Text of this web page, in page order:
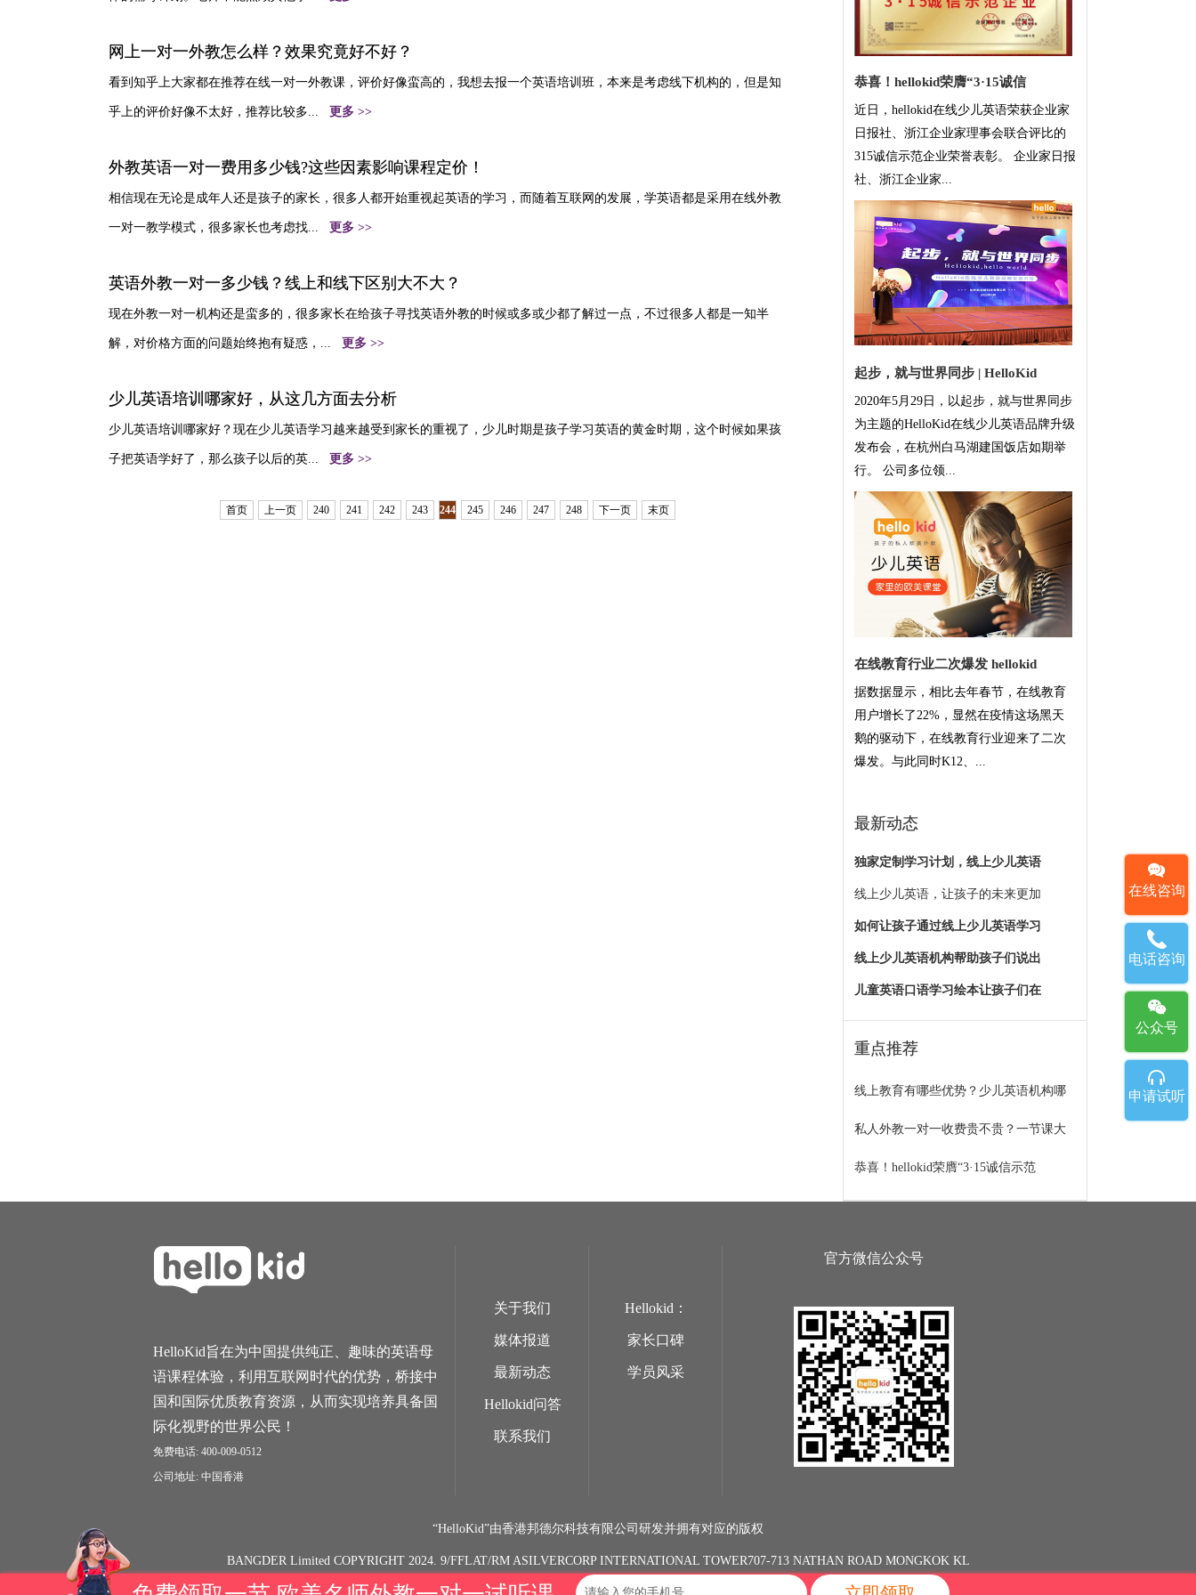
网上一对一外教怎么样？效果究竟好不好？
看到知乎上大家都在推荐在线一对一外教课，评价好像蛮高的，我想去报一个英语培训班，本来是考虑线下机构的，但是知
乎上的评价好像不太好，推荐比较多... 更多 >>
外教英语一对一费用多少钱?这些因素影响课程定价！
相信现在无论是成年人还是孩子的家长，很多人都开始重视起英语的学习，而随着互联网的发展，学英语都是采用在线外教
一对一教学模式，很多家长也考虑找... 更多 >>
英语外教一对一多少钱？线上和线下区别大不大？
现在外教一对一机构还是蛮多的，很多家长在给孩子寻找英语外教的时候或多或少都了解过一点，不过很多人都是一知半
解，对价格方面的问题始终抱有疑惑，... 更多 >>
少儿英语培训哪家好，从这几方面去分析
少儿英语培训哪家好？现在少儿英语学习越来越受到家长的重视了，少儿时期是孩子学习英语的黄金时期，这个时候如果孩
子把英语学好了，那么孩子以后的英... 更多 >>
首页 上一页 240 241 242 243 244 245 246 247 248 下一页 末页
恭喜！hellokid荣膺“3·15诚信
近日，hellokid在线少儿英语荣获企业家
日报社、浙江企业家理事会联合评比的
315诚信示范企业荣誉表彰。 企业家日报
社、浙江企业家...
起步，就与世界同步 | HelloKid
2020年5月29日，以起步，就与世界同步
为主题的HelloKid在线少儿英语品牌升级
发布会，在杭州白马湖建国饭店如期举
行。 公司多位领...
在线教育行业二次爆发 hellokid
据数据显示，相比去年春节，在线教育
用户增长了22%，显然在疫情这场黑天
鹅的驱动下，在线教育行业迎来了二次
爆发。与此同时K12、...
最新动态
独家定制学习计划，线上少儿英语
线上少儿英语，让孩子的未来更加
如何让孩子通过线上少儿英语学习
线上少儿英语机构帮助孩子们说出
儿童英语口语学习绘本让孩子们在
重点推荐
线上教育有哪些优势？少儿英语机构哪
私人外教一对一收费贵不贵？一节课大
恭喜！hellokid荣膺“3·15诚信示范
HelloKid旨在为中国提供纯正、趣味的英语母
语课程体验，利用互联网时代的优势，桥接中
国和国际优质教育资源，从而实现培养具备国
际化视野的世界公民！
免费电话: 400-009-0512
公司地址: 中国香港
关于我们
媒体报道
最新动态
Hellokid问答
联系我们
Hellokid：
家长口碑
学员风采
官方微信公众号
“HelloKid”由香港邦德尔科技有限公司研发并拥有对应的版权
BANGDER Limited COPYRIGHT 2024. 9/FFLAT/RM ASILVERCORP INTERNATIONAL TOWER707-713 NATHAN ROAD MONGKOK KL
在线咨询
电话咨询
公众号
申请试听